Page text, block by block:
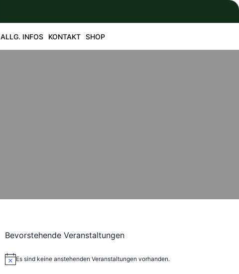
ALLG. INFOS KONTAKT SHOP
Bevorstehende Veranstaltungen
Hinweis
Es sind keine anstehenden Veranstaltungen vorhanden.